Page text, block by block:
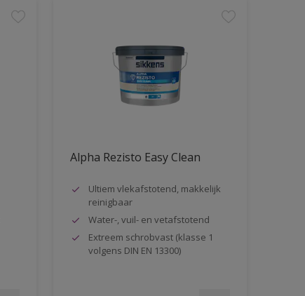
Alpha Rezisto Easy Clean
Ultiem vlekafstotend, makkelijk
reinigbaar
Water-, vuil- en vetafstotend
Extreem schrobvast (klasse 1
volgens DIN EN 13300)